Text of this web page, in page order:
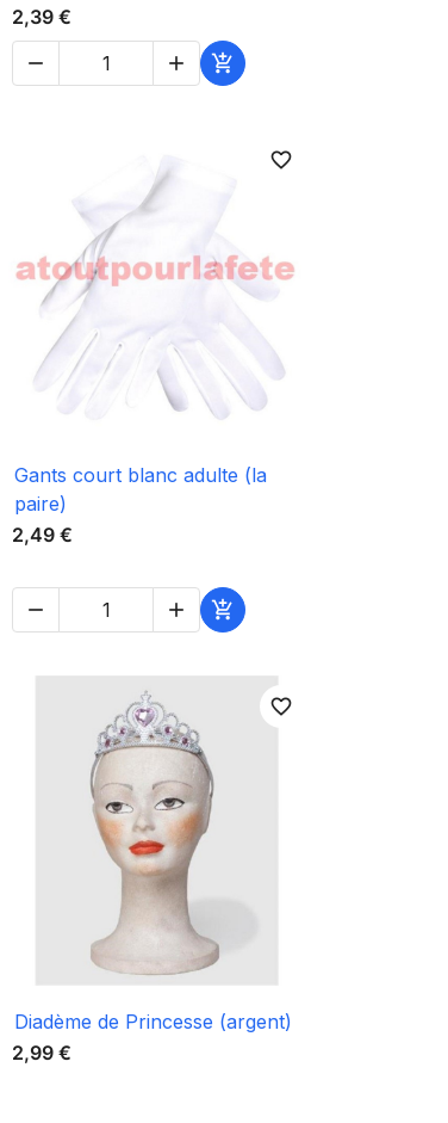
2,39 €

 
Aperçu rapide
favorite_border
Gants court blanc adulte (la
paire)
2,49 €
  
Aperçu rapide
favorite_border
Diadème de Princesse (argent)
2,99 €